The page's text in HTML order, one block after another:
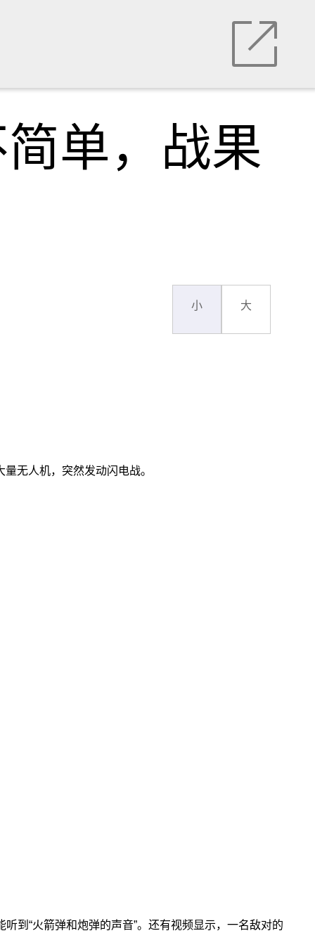
单，战果
小 大
无人机，突然发动闪电战。
到“火箭弹和炮弹的声音”。还有视频显示，一名敌对的